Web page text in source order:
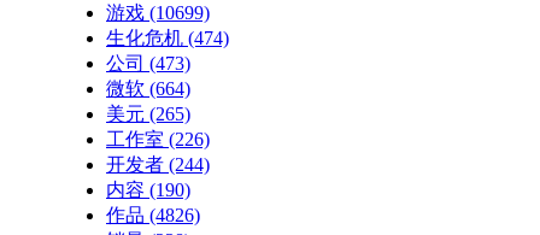
游戏 (10699)
生化危机 (474)
公司 (473)
微软 (664)
美元 (265)
工作室 (226)
开发者 (244)
内容 (190)
作品 (4826)